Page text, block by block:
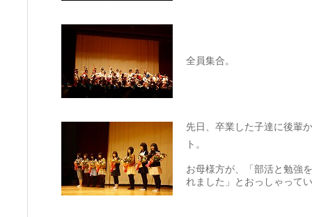
全員集合。
先日、卒業した子達に後輩
ト。
お母様方が、「部活と勉強
れました」とおっしゃって